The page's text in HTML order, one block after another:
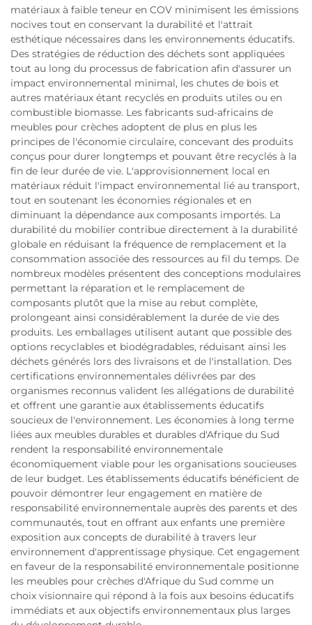
matériaux à faible teneur en COV minimisent les émissions
nocives tout en conservant la durabilité et l'attrait
esthétique nécessaires dans les environnements éducatifs.
Des stratégies de réduction des déchets sont appliquées
tout au long du processus de fabrication afin d'assurer un
impact environnemental minimal, les chutes de bois et
autres matériaux étant recyclés en produits utiles ou en
combustible biomasse. Les fabricants sud-africains de
meubles pour crèches adoptent de plus en plus les
principes de l'économie circulaire, concevant des produits
conçus pour durer longtemps et pouvant être recyclés à la
fin de leur durée de vie. L'approvisionnement local en
matériaux réduit l'impact environnemental lié au transport,
tout en soutenant les économies régionales et en
diminuant la dépendance aux composants importés. La
durabilité du mobilier contribue directement à la durabilité
globale en réduisant la fréquence de remplacement et la
consommation associée des ressources au fil du temps. De
nombreux modèles présentent des conceptions modulaires
permettant la réparation et le remplacement de
composants plutôt que la mise au rebut complète,
prolongeant ainsi considérablement la durée de vie des
produits. Les emballages utilisent autant que possible des
options recyclables et biodégradables, réduisant ainsi les
déchets générés lors des livraisons et de l'installation. Des
certifications environnementales délivrées par des
organismes reconnus valident les allégations de durabilité
et offrent une garantie aux établissements éducatifs
soucieux de l'environnement. Les économies à long terme
liées aux meubles durables et durables d'Afrique du Sud
rendent la responsabilité environnementale
économiquement viable pour les organisations soucieuses
de leur budget. Les établissements éducatifs bénéficient de
pouvoir démontrer leur engagement en matière de
responsabilité environnementale auprès des parents et des
communautés, tout en offrant aux enfants une première
exposition aux concepts de durabilité à travers leur
environnement d'apprentissage physique. Cet engagement
en faveur de la responsabilité environnementale positionne
les meubles pour crèches d'Afrique du Sud comme un
choix visionnaire qui répond à la fois aux besoins éducatifs
immédiats et aux objectifs environnementaux plus larges